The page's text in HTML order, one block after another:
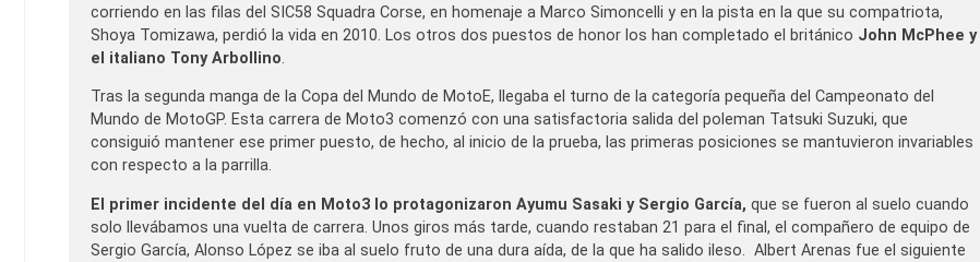
corriendo en las filas del SIC58 Squadra Corse, en homenaje a Marco Simoncelli y en la pista en la que su compatriota,
Shoya Tomizawa, perdió la vida en 2010. Los otros dos puestos de honor los han completado el británico John McPhee y
el italiano Tony Arbollino.
Tras la segunda manga de la Copa del Mundo de MotoE, llegaba el turno de la categoría pequeña del Campeonato del
Mundo de MotoGP. Esta carrera de Moto3 comenzó con una satisfactoria salida del poleman Tatsuki Suzuki, que
consiguió mantener ese primer puesto, de hecho, al inicio de la prueba, las primeras posiciones se mantuvieron invariables
con respecto a la parrilla.
El primer incidente del día en Moto3 lo protagonizaron Ayumu Sasaki y Sergio García, que se fueron al suelo cuando
solo llevábamos una vuelta de carrera. Unos giros más tarde, cuando restaban 21 para el final, el compañero de equipo de
Sergio García, Alonso López se iba al suelo fruto de una dura aída, de la que ha salido ileso. Albert Arenas fue el siguiente